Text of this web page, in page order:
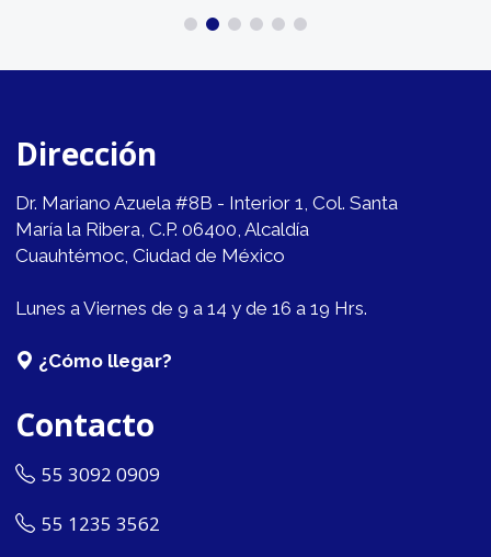
Dirección
Dr. Mariano Azuela #8B - Interior 1, Col. Santa
María la Ribera, C.P. 06400, Alcaldía
Cuauhtémoc, Ciudad de México
Lunes a Viernes de 9 a 14 y de 16 a 19 Hrs.
¿Cómo llegar?
Contacto
55 3092 0909
55 1235 3562